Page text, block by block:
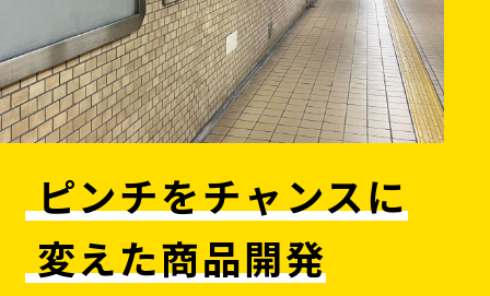
ピンチをチャンスに
変えた商品開発